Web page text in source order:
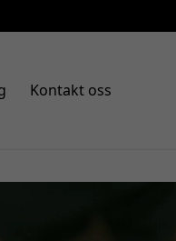
Kontakt oss
Apple